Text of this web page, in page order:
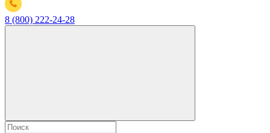
8 (800) 222-24-28